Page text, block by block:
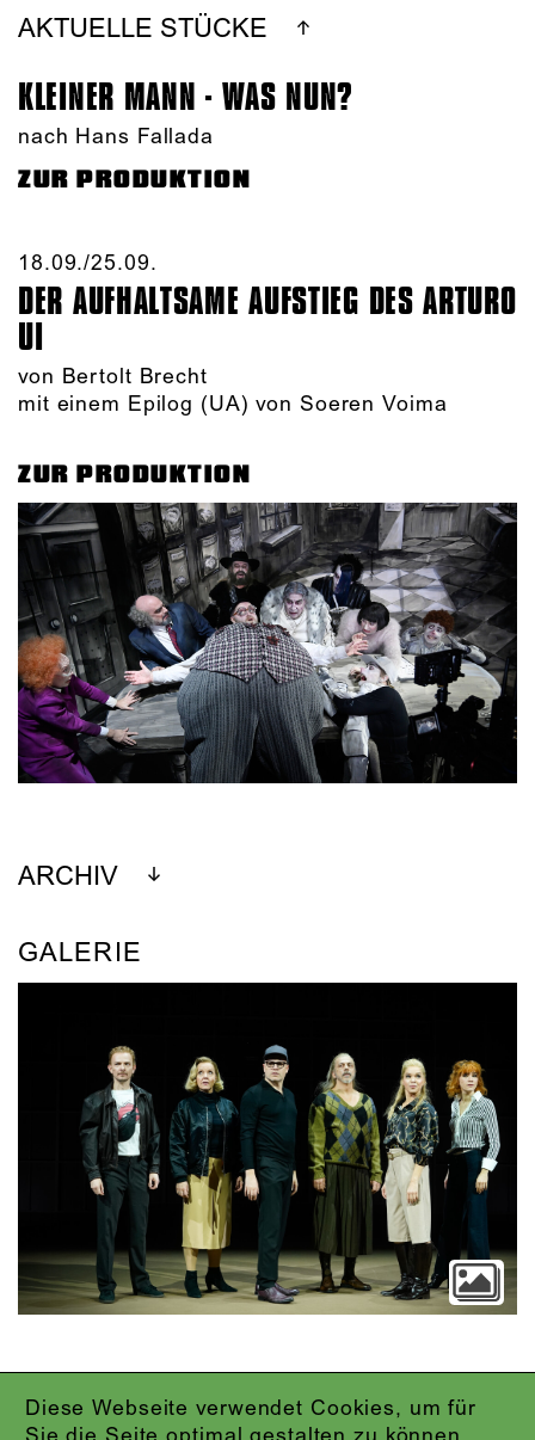
Diese Webseite verwendet Cookies, um für
AKTUELLE STÜCKE
KLEINER MANN - WAS NUN?
nach Hans Fallada
ZUR PRODUKTION
18.09./​25.09.​
DER AUFHALTSAME AUFSTIEG DES ARTURO
UI
von Bertolt Brecht
mit einem Epilog (UA) von Soeren Voima
ZUR PRODUKTION
ARCHIV
GALERIE
IMPRESSUM